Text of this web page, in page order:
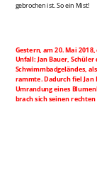
gebrochen ist. So ein Mist!
Gestern, am 20. Mai
Unfall: Jan Bauer,
Schwimmbadgeländes,
rammte. Dadurch fiel
Umrandung eines
brach sich seinen